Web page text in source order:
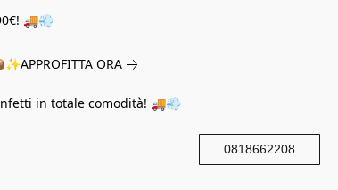
🚚💨
APPROFITTA ORA
in totale comodità! 🚚💨
0818662208